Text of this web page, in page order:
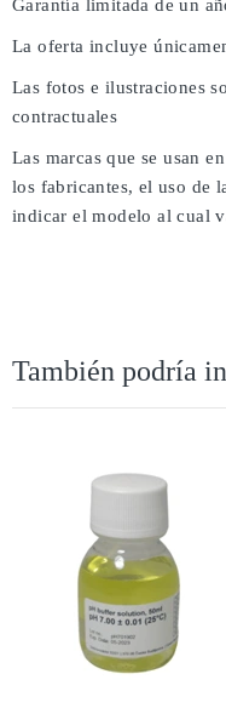
Garantía limitada de un
La oferta incluye
Las fotos e ilustraciones
contractuales
Las marcas que se usan
los fabricantes, el uso de
indicar el modelo al cual
También podría